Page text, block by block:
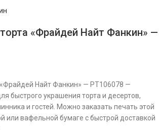
«Фрайдей Найт Фанкин» —
«Фрайдей Найт Фанкин» — PT106078 —
быстрого украшения торта и десертов,
и гостей. Можно заказать печать этой
или вафельной бумаге с быстрой доставкой